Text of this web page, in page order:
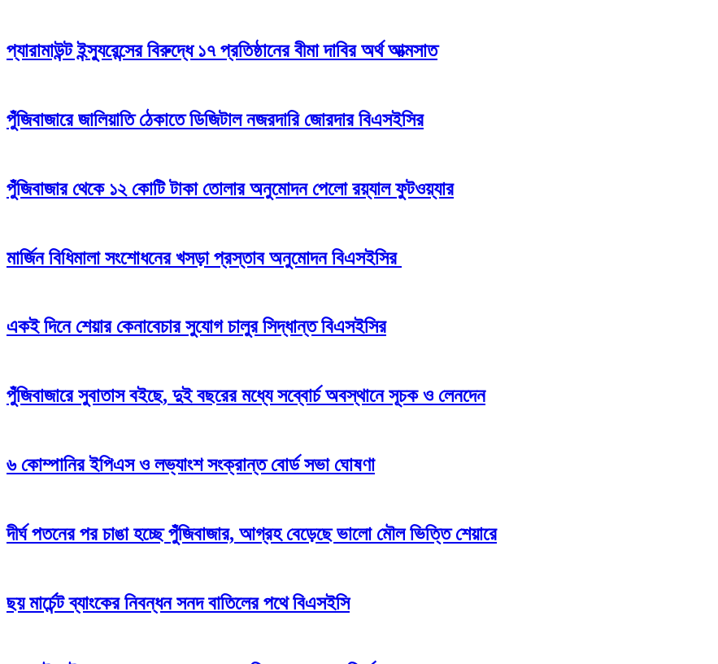
প্যারামাউন্ট ইন্স্যুরেন্সের বিরুদ্ধে ১৭ প্রতিষ্ঠানের বীমা দাবির অর্থ আত্মসাত
পুঁজিবাজারে জালিয়াতি ঠেকাতে ডিজিটাল নজরদারি জোরদার বিএসইসির
পুঁজিবাজার থেকে ১২ কোটি টাকা তোলার অনুমোদন পেলো রয়্যাল ফুটওয়্যার
মার্জিন বিধিমালা সংশোধনের খসড়া প্রস্তাব অনুমোদন বিএসইসির
একই দিনে শেয়ার কেনাবেচার সুযোগ চালুর সিদ্ধান্ত বিএসইসির
পুঁজিবাজারে সুবাতাস বইছে, দুই বছরের মধ্যে সব্বোর্চ অবস্থানে সূচক ও লেনদেন
৬ কোম্পানির ইপিএস ও লভ্যাংশ সংক্রান্ত বোর্ড সভা ঘোষণা
দীর্ঘ পতনের পর চাঙা হচ্ছে পুঁজিবাজার, আগ্রহ বেড়েছে ভালো মৌল ভিত্তি শেয়ারে
ছয় মার্চেন্ট ব্যাংকের নিবন্ধন সনদ বাতিলের পথে বিএসইসি